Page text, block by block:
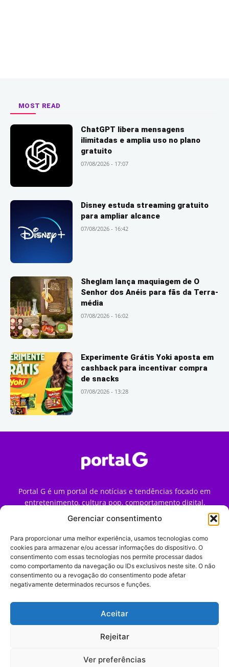
Gerenciar consentimento
Para proporcionar uma melhor experiência, usamos tecnologias como
cookies para armazenar e/ou acessar informações do dispositivo. O
consentimento com essas tecnologias nos permite processar dados
como comportamento da navegação ou IDs exclusivos neste site. O não
consentimento ou a revogação do consentimento pode afetar
negativamente determinados recursos e funções.
Aceitar
Rejeitar
Ver preferências
MOST READ
ChatGPT libera mensagens
ilimitadas e amplia uso no plano
gratuito
07/08/2026 - 17:07
Disney estuda streaming gratuito
para ampliar alcance
07/08/2026 - 16:42
Sheglam lança maquiagem de O
Senhor dos Anéis para fãs da Terra-
média
07/08/2026 - 16:02
Experimente Grátis Yoki aposta em
cashback para incentivar compra
de snacks
07/08/2026 - 13:28
Portal G é um portal de notícias e tendências focado em
entretenimento, cultura pop, comportamento digital,
streaming, games e iniciativas de marca que impactam a
forma como o público vive e consome internet no Brasil.
Contato:contato@portalg.com.br
Início Sobre
Termos de Uso
Política de Privacidade
Contato